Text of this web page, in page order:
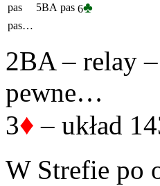
pas
5BA pas 6♣
pas…
2BA – relay
pewne…
3♦ – układ
W Strefie po